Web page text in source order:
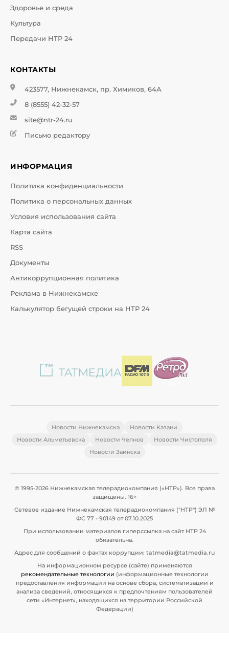
Здоровье и среда
Культура
Передачи НТР 24
КОНТАКТЫ
423577, Нижнекамск, пр. Химиков, 64А
8 (8555) 42-32-57
site@ntr-24.ru
Письмо редактору
ИНФОРМАЦИЯ
Политика конфиденциальности
Политика о персональных данных
Условия использования сайта
Карта сайта
RSS
Документы
Антикоррупционная политика
Реклама в Нижнекамске
Калькулятор бегущей строки на НТР 24
Новости Нижнекамска
Новости Казани
Новости Альметьевска
Новости Челнов
Новости Чистополя
Новости Заинска
© 1995-2026 Нижнекамская телерадиокомпания («НТР»). Все права
защищены. 16+
Сетевое издание Нижнекамская телерадиокомпания ("НТР") ЭЛ №
ФС 77 - 90149 от 07.10.2025
При использовании материалов гиперссылка на сайт НТР 24
обязательна.
Адрес для сообщений о фактах коррупции: tatmedia@tatmedia.ru
На информационном ресурсе (сайте) применяются
рекомендательные технологии (информационные технологии
предоставления информации на основе сбора, систематизации и
анализа сведений, относящихся к предпочтениям пользователей
сети «Интернет», находящихся на территории Российской
Федерации)